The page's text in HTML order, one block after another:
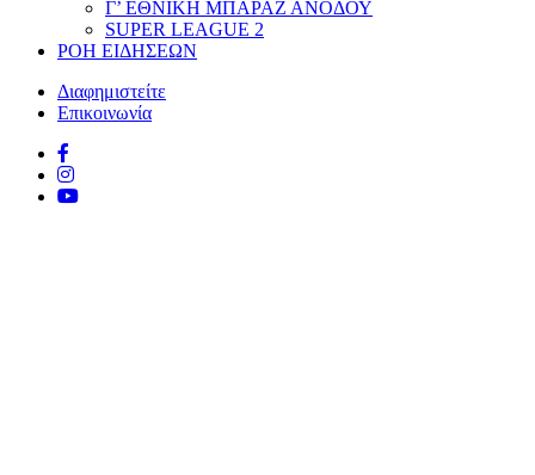
Γ’ ΕΘΝΙΚΗ ΜΠΑΡΑΖ ΑΝΟΔΟΥ
SUPER LEAGUE 2
ΡΟΗ ΕΙΔΗΣΕΩΝ
Διαφημιστείτε
Επικοινωνία